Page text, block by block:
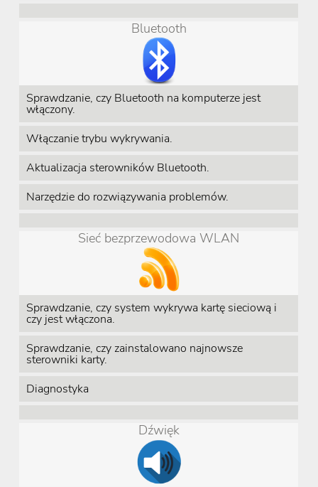
Bluetooth
Sprawdzanie, czy Bluetooth na komputerze jest
włączony.
Włączanie trybu wykrywania.
Aktualizacja sterowników Bluetooth.
Narzędzie do rozwiązywania problemów.
Sieć bezprzewodowa WLAN
Sprawdzanie, czy system wykrywa kartę sieciową i
czy jest włączona.
Sprawdzanie, czy zainstalowano najnowsze
sterowniki karty.
Diagnostyka
Dźwięk